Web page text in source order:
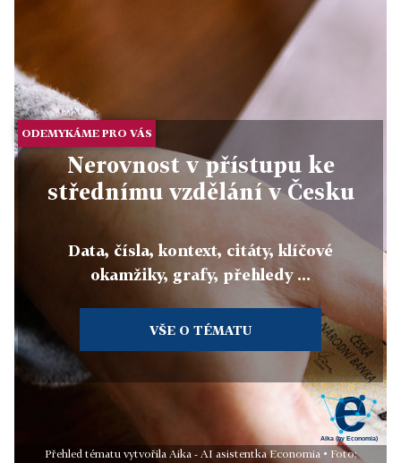
ODEMYKÁME PRO VÁS
Nerovnost v přístupu ke
střednímu vzdělání v Česku
Data, čísla, kontext, citáty, klíčové
okamžiky, grafy, přehledy ...
VŠE O TÉMATU
Přehled tématu vytvořila Aika - AI asistentka Economia • Foto: